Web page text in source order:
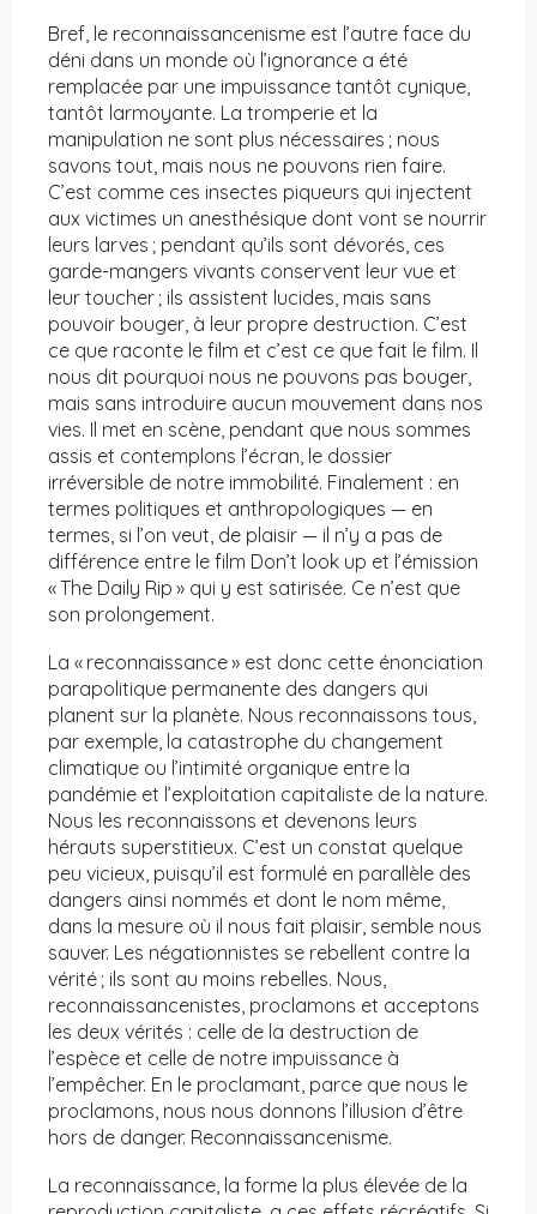
Bref, le reconnaissancenisme est l’autre face du
déni dans un monde où l’ignorance a été
remplacée par une impuissance tantôt cynique,
tantôt larmoyante. La tromperie et la
manipulation ne sont plus nécessaires ; nous
savons tout, mais nous ne pouvons rien faire.
C’est comme ces insectes piqueurs qui injectent
aux victimes un anesthésique dont vont se nourrir
leurs larves ; pendant qu’ils sont dévorés, ces
garde-mangers vivants conservent leur vue et
leur toucher ; ils assistent lucides, mais sans
pouvoir bouger, à leur propre destruction. C’est
ce que raconte le film et c’est ce que fait le film. Il
nous dit pourquoi nous ne pouvons pas bouger,
mais sans introduire aucun mouvement dans nos
vies. Il met en scène, pendant que nous sommes
assis et contemplons l’écran, le dossier
irréversible de notre immobilité. Finalement : en
termes politiques et anthropologiques — en
termes, si l’on veut, de plaisir — il n’y a pas de
différence entre le film Don’t look up et l’émission
« The Daily Rip » qui y est satirisée. Ce n’est que
son prolongement.
La « reconnaissance » est donc cette énonciation
parapolitique permanente des dangers qui
planent sur la planète. Nous reconnaissons tous,
par exemple, la catastrophe du changement
climatique ou l’intimité organique entre la
pandémie et l’exploitation capitaliste de la nature.
Nous les reconnaissons et devenons leurs
hérauts superstitieux. C’est un constat quelque
peu vicieux, puisqu’il est formulé en parallèle des
dangers ainsi nommés et dont le nom même,
dans la mesure où il nous fait plaisir, semble nous
sauver. Les négationnistes se rebellent contre la
vérité ; ils sont au moins rebelles. Nous,
reconnaissancenistes, proclamons et acceptons
les deux vérités : celle de la destruction de
l’espèce et celle de notre impuissance à
l’empêcher. En le proclamant, parce que nous le
proclamons, nous nous donnons l’illusion d’être
hors de danger. Reconnaissancenisme.
La reconnaissance, la forme la plus élevée de la